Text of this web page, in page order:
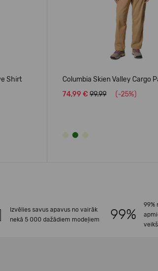
Shirt
Columbia Skien Valley Cargo
74,99 € 99.99 (-25%)
Izvēlies savus apavus no vairāk
nekā 5 000 dažādiem modeļiem
99%